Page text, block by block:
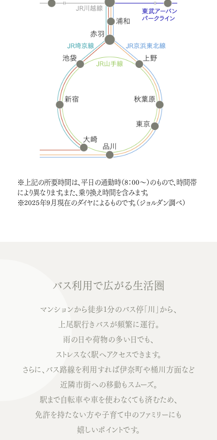
※上記の所要時間は、平日の通勤時（8：00〜）のもので、時間帯
により異なります。また、乗り換え時間を含みます。
※2025年9月現在のダイヤによるものです。（ジョルダン調べ）
バス利用で広がる生活圏
マンションから徒歩1分のバス停「川」から、
上尾駅行きバスが頻繁に運行。
雨の日や荷物の多い日でも、
ストレスなく駅へアクセスできます。
さらに、バス路線を利用すれば伊奈町や桶川方面など
近隣市街への移動もスムーズ。
駅まで自転車や車を使わなくても済むため、
免許を持たない方や子育て中のファミリーにも
嬉しいポイントです。